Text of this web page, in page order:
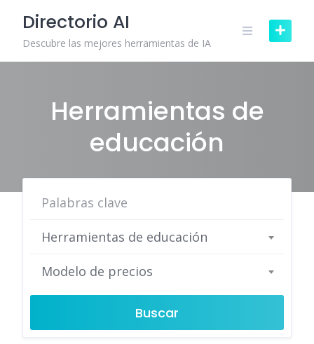
content
Directorio AI
Descubre las mejores herramientas de IA
Herramientas de
educación
Herramientas de educación
Modelo de precios
Buscar